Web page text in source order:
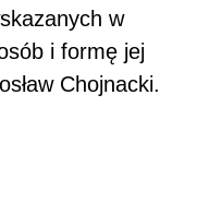
w
i formę jej
Chojnacki.